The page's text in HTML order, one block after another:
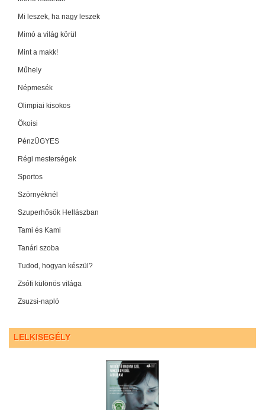
Mi leszek, ha nagy leszek
Mimó a világ körül
Mint a makk!
Műhely
Népmesék
Olimpiai kisokos
Ökoisi
PénzÜGYES
Régi mesterségek
Sportos
Szörnyéknél
Szuperhősök Hellászban
Tami és Kami
Tanári szoba
Tudod, hogyan készül?
Zsófi különös világa
Zsuzsi-napló
LELKISEGÉLY